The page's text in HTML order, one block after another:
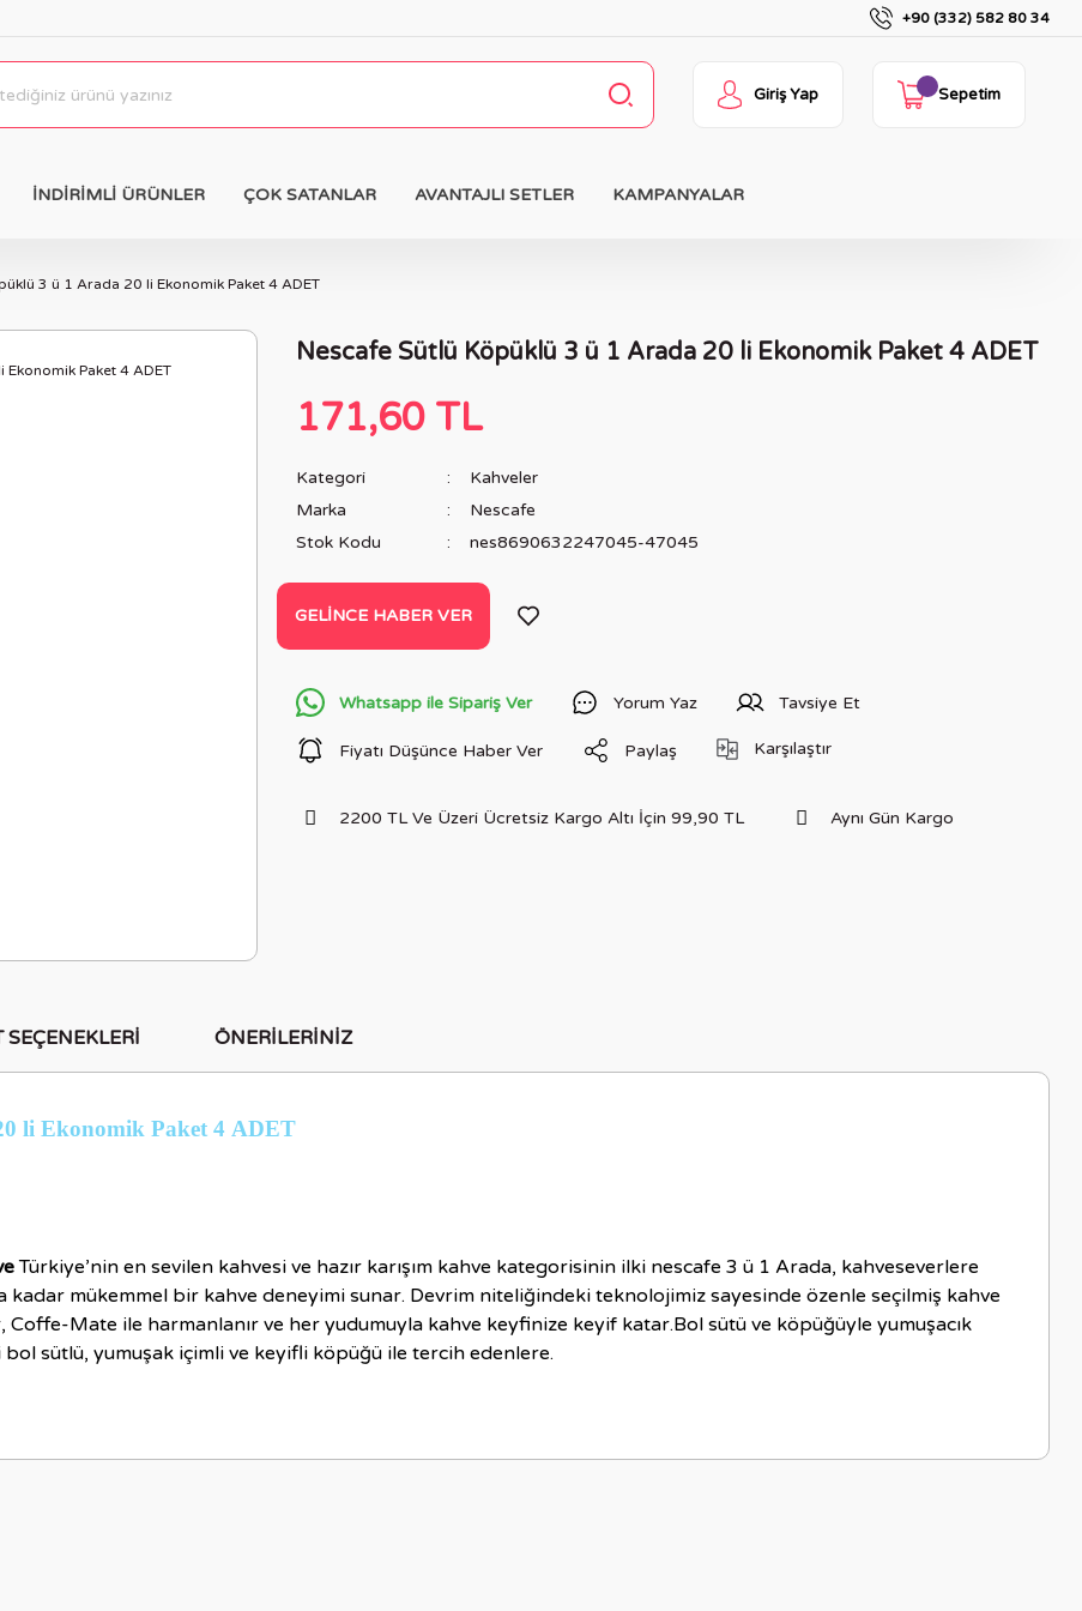
+90 (332) 582 80 34
Giriş Yap Sepetim
İNDİRİMLİ ÜRÜNLER ÇOK SATANLAR AVANTAJLI SETLER KAMPANYALAR
3 ü 1 Arada 20 li Ekonomik Paket 4 ADET
Nescafe Sütlü Köpüklü 3 ü 1 Arada 20 li Ekonomik Paket 4 ADET
171,60 TL
Kategori
Kahveler
Marka
Nescafe
Stok Kodu
nes8690632247045-47045
GELINCE HABER VER
Whatsapp ile Sipariş Ver Yorum Yaz Tavsiye Et
Fiyatı Düşünce Haber Ver Paylaş Karşılaştır
2200 TL Ve Üzeri Ücretsiz Kargo Altı İçin 99,90 TL Aynı Gün Kargo
SEÇENEKLERI ÖNERILERINIZ
li Ekonomik Paket 4 ADET
Türkiye’nin en sevilen kahvesi ve hazır karışım kahve kategorisinin ilki nescafe 3 ü 1 Arada, kahveseverlere
kadar mükemmel bir kahve deneyimi sunar. Devrim niteliğindeki teknolojimiz sayesinde özenle seçilmiş kahve
Mate ile harmanlanır ve her yudumuyla kahve keyfinize keyif katar.Bol sütü ve köpüğüyle yumuşacık
sütlü, yumuşak içimli ve keyifli köpüğü ile tercih edenlere.